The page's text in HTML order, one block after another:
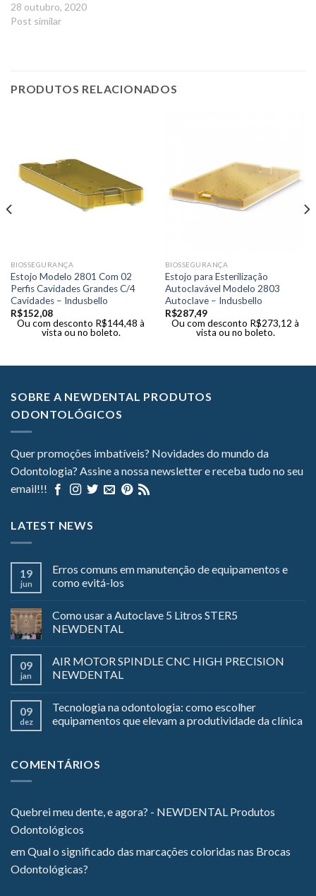
28 outubro, 2020
Post similar
PRODUTOS RELACIONADOS
BIOSSEGURANÇA
Estojo Modelo 2801 Com 02
Perfis Cavidades Grandes C/4
Cavidades – Indusbello
R$152,08
Ou com desconto R$144,48 à
vista ou no boleto.
BIOSSEGURANÇA
Estojo para Esterilização
Autoclavável Modelo 2803
Autoclave – Indusbello
R$287,49
Ou com desconto R$273,12 à
vista ou no boleto.
SOBRE A NEWDENTAL PRODUTOS
ODONTOLÓGICOS
Quer promoções imbatíveis? Novidades do mundo da
Odontologia? Assine a nossa newsletter e receba tudo no seu
email!!!
LATEST NEWS
19
jun
Erros comuns em manutenção de equipamentos e
como evitá-los
Como usar a Autoclave 5 Litros STER5
NEWDENTAL
09
jan
AIR MOTOR SPINDLE CNC HIGH PRECISION
NEWDENTAL
09
dez
Tecnologia na odontologia: como escolher
equipamentos que elevam a produtividade da clínica
COMENTÁRIOS
Quebrei meu dente, e agora? - NEWDENTAL Produtos
Odontológicos
emQual o significado das marcações coloridas nas Brocas
Odontológicas?